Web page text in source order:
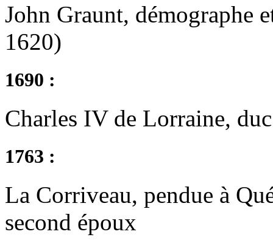
John Graunt, démographe
1620)
1690 :
Charles IV de Lorraine,
1763 :
La Corriveau, pendue à
second époux